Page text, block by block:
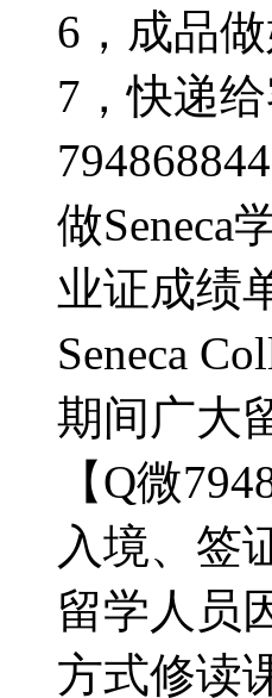
6，成品
7，快递
794868844
做Seneca
业证成绩
Seneca
期间广大
【Q微
入境、签
留学人员
方式修读